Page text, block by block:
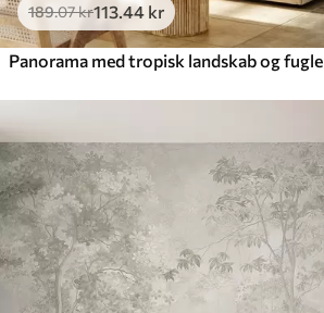
189.07kr113.44 kr
Panorama med tropisk landskab og fugle